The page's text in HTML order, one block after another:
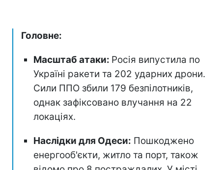
Головне:
Масштаб атаки: Росія випустила по
Україні ракети та 202 ударних дрони.
Сили ППО збили 179 безпілотників,
однак зафіксовано влучання на 22
локаціях.
Наслідки для Одеси: Пошкоджено
енергооб'єкти, житло та порт, також